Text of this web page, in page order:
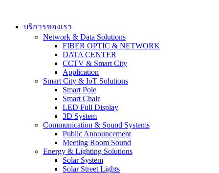
contentบริการของเรา
Network & Data Solutions
FIBER OPTIC & NETWORK​
DATA CENTER
CCTV & Smart City
Application
Smart City & IoT Solutions
Smart Pole
Smart Chair
LED Full Display
3D System
Communication & Sound Systems
Public Announcement
Meeting Room Sound
Energy & Lighting Solutions
Solar System
Solar Street Lights